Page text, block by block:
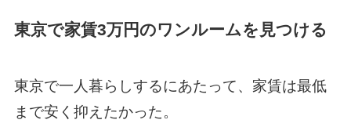
東京で家賃3万円のワンルームを見つける
東京で一人暮らしするにあたって、家賃は最低
まで安く抑えたかった。